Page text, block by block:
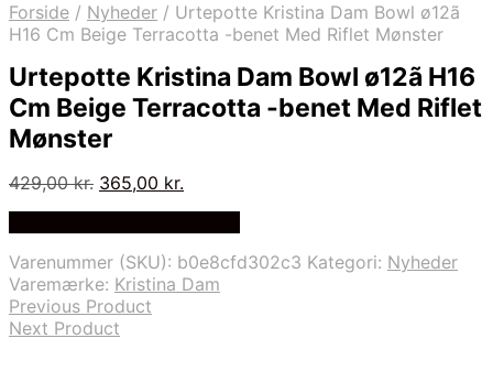
Forside / Nyheder / Urtepotte Kristina Dam Bowl ø12ã
H16 Cm Beige Terracotta -benet Med Riflet Mønster
Urtepotte Kristina Dam Bowl ø12ã H16
Cm Beige Terracotta -benet Med Riflet
Mønster
429,00kr. Den
429,00 kr..
365,00 kr.
365,00 kr..
Varenummer (SKU): b0e8cfd302c3 Kategori: Nyheder
Varemærke: Kristina Dam
Previous Product
Next Product